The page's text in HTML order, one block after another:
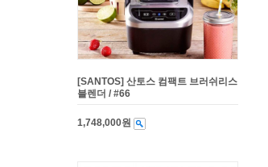
[SANTOS] 산토스 컴팩트 브러쉬리스
블렌더 / #66
1,748,000원